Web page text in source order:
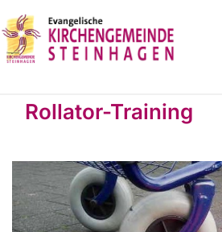
Rollator-Training